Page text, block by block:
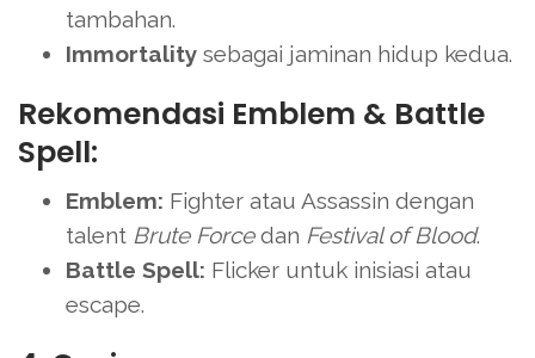
tambahan.
Immortality sebagai jaminan hidup kedua.
Rekomendasi Emblem & Battle
Spell:
Emblem: Fighter atau Assassin dengan
talent Brute Forcedan Festival of Blood.
Battle Spell: Flicker untuk inisiasi atau
escape.